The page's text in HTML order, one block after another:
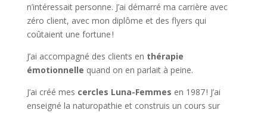
n’intéressait personne. J’ai démarré ma carrière avec
zéro client, avec mon diplôme et des flyers qui
coûtaient une fortune !
J’ai accompagné des clients en thérapie
émotionnelle quand on en parlait à peine.
J’ai créé mes cercles Luna-Femmes en 1987 ! J’ai
enseigné la naturopathie et construis un cours sur